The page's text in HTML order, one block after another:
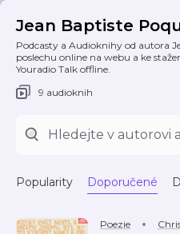
Jean Baptiste
Podcasty a Audioknihy od autora
poslechu online na webu a ke
Youradio Talk offline.
9 audioknih
Popularity Doporučené
Poezie